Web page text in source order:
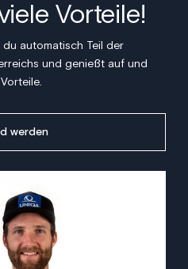
Vorteile!
automatisch Teil der
und genießt auf und
werden